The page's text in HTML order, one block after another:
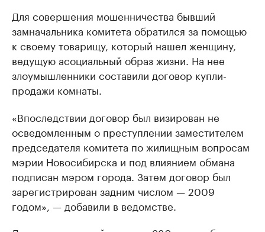
Для совершения мошенничества бывший
замначальника комитета обратился за помощью
к своему товарищу, который нашел женщину,
ведущую асоциальный образ жизни. На нее
злоумышленники составили договор купли-
продажи комнаты.
«Впоследствии договор был визирован не
осведомленным о преступлении заместителем
председателя комитета по жилищным вопросам
мэрии Новосибирска и под влиянием обмана
подписан мэром города. Затем договор был
зарегистрирован задним числом — 2009
годом», — добавили в ведомстве.